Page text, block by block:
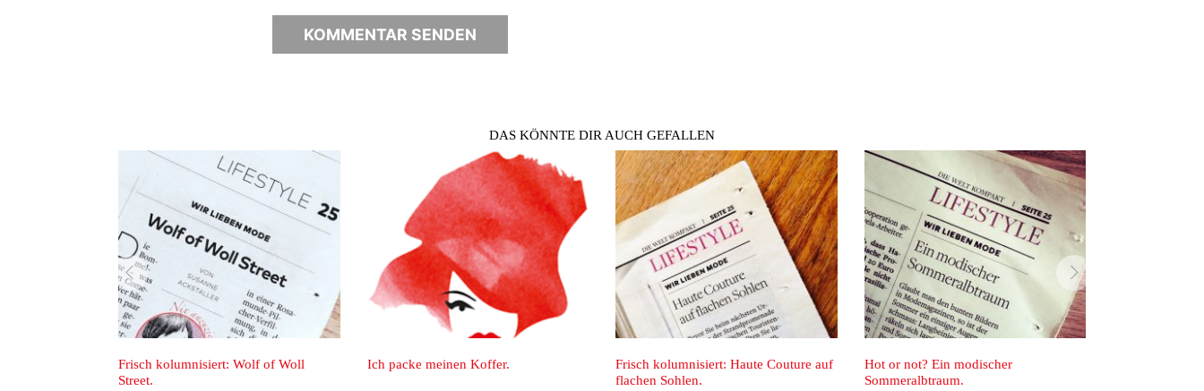
DAS KÖNNTE DIR AUCH GEFALLEN
Frisch kolumnisiert: Wolf of Woll
Ich packe meinen Koffer.
Frisch kolumnisiert: Haute Couture auf
flachen Sohlen.
Hot or not? Ein modischer
Sommeralbtraum.
zurück vor